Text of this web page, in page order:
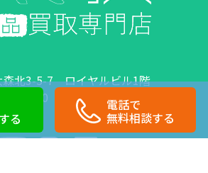
る
電話で
無料相談する
森北3-5-7 ロイヤルビル1階
～18:00 定休日：日曜日・祝日
03-6423-1033